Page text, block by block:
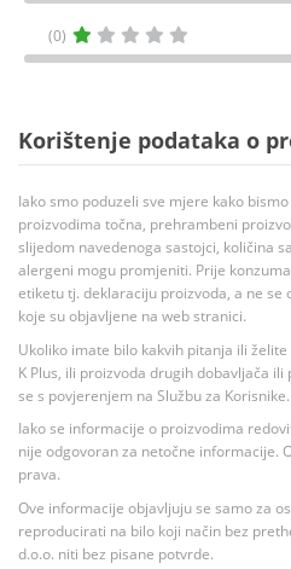
(0)
Korištenje podataka o
Iako smo poduzeli sve mjere kako
proizvodima točna, prehrambeni
slijedom navedenoga sastojci, količina
alergeni mogu promjeniti. Prije
etiketu tj. deklaraciju proizvoda, a ne
koje su objavljene na web stranici.
Ukoliko imate bilo kakvih pitanja ili
K Plus, ili proizvoda drugih dobavljača
se s povjerenjem na Službu za Korisnike.
Iako se informacije o proizvodima
nije odgovoran za netočne informacije.
prava.
Ove informacije objavljuju se samo za
reproducirati na bilo koji način bez
d.o.o. niti bez pisane potvrde.